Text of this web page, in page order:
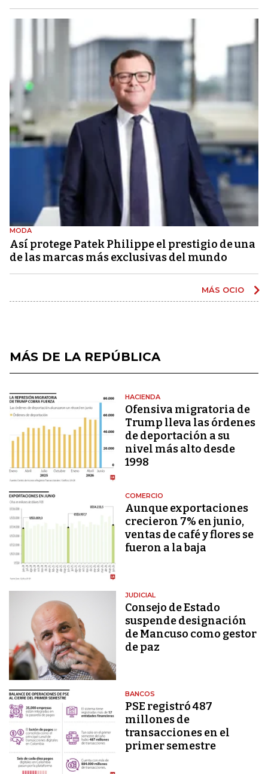
MODA
Así protege Patek Philippe el prestigio de una
de las marcas más exclusivas del mundo
MÁS OCIO
MÁS DE LA REPÚBLICA
HACIENDA
Ofensiva migratoria de
Trump lleva las órdenes
de deportación a su
nivel más alto desde
1998
COMERCIO
Aunque exportaciones
crecieron 7% en junio,
ventas de café y flores se
fueron a la baja
JUDICIAL
Consejo de Estado
suspende designación
de Mancuso como gestor
de paz
BANCOS
PSE registró 487
millones de
transacciones en el
primer semestre